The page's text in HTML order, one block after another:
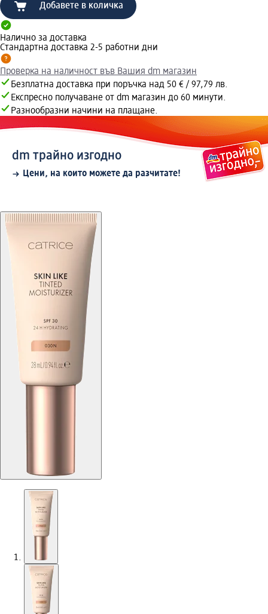
Добавете в количка
Налично за доставка
Стандартна доставка 2-5 работни дни
Проверка на наличност във Вашия dm магазин
Безплатна доставка при поръчка над 50 € / 97,79 лв.
Експресно получаване от dm магазин до 60 минути.
Разнообразни начини на плащане.
dm трайно изгодно
Цени, на които можете да разчитате!